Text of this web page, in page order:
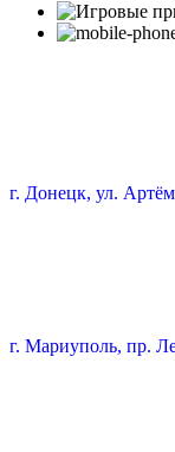
г. Донецк, ул.
г. Мариуполь, пр.